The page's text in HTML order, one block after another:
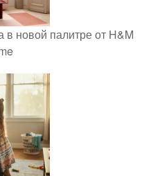
в новой палитре от H&M